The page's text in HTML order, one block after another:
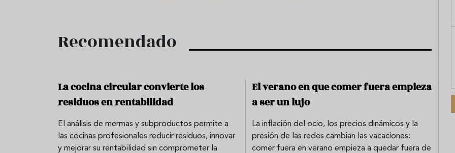
Recomendado
La cocina circular convierte los
residuos en rentabilidad
El análisis de mermas y subproductos permite a
las cocinas profesionales reducir residuos, innovar
y mejorar su rentabilidad sin comprometer la
El verano en que comer fuera empieza
a ser un lujo
La inflación del ocio, los precios dinámicos y la
presión de las redes cambian las vacaciones:
comer fuera en verano empieza a quedar fuera de